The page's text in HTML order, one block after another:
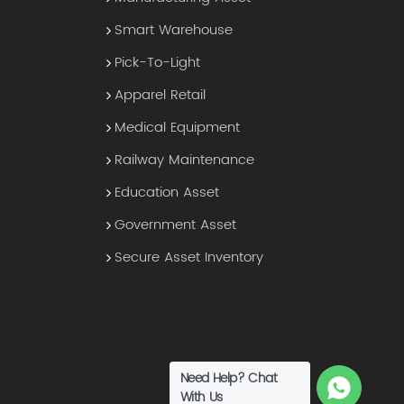
Smart Warehouse
Pick-To-Light
Apparel Retail
Medical Equipment
Railway Maintenance
Education Asset
Government Asset
Secure Asset Inventory
Need Help? Chat
With Us